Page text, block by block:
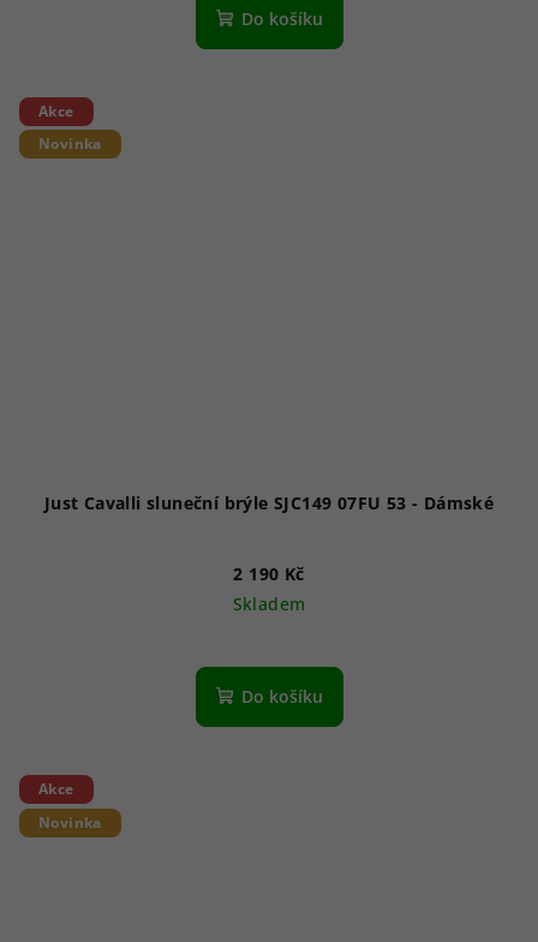
Do košíku
Akce
Novinka
Just Cavalli sluneční brýle SJC149 07FU 53 - Dámské
2 190 Kč
Skladem
Do košíku
Akce
Novinka